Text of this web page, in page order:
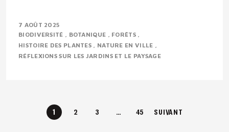
ingénieure en agronomie tropicale. Passionnée par la
flore méditerranéenne, elle défend depuis..
7 AOÛT 2025
BIODIVERSITÉ
BOTANIQUE
FORÊTS
HISTOIRE DES PLANTES
NATURE EN VILLE
RÉFLEXIONS SUR LES JARDINS ET LE PAYSAGE
1 2 3 … 45 SUIVANT